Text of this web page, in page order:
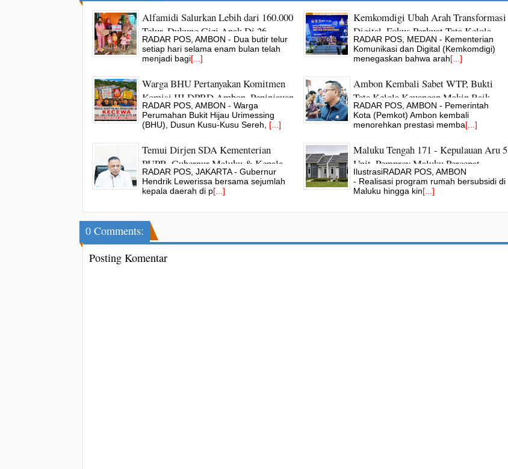
Alfamidi Salurkan Lebih dari 160.000
Telur, Dukung Gizi Anak Di 26
Kabupaten/Kota
RADAR POS, AMBON - Dua butir telur
setiap hari selama enam bulan telah
menjadi bagi[...]
Kemkomdigi Ubah Arah Transformasi
Digital, Fokus Perkuat Tata Kelola
SPBE
RADAR POS, MEDAN - Kementerian
Komunikasi dan Digital (Kemkomdigi)
menegaskan bahwa arah[...]
Warga BHU Pertanyakan Komitmen
Komisi III DPRD Ambon, Peninjauan
Lapangan Tak Kunjung Terlaksana
RADAR POS, AMBON - Warga
Perumahan Bukit Hijau Urimessing
(BHU), Dusun Kusu-Kusu Sereh, [...]
Ambon Kembali Sabet WTP, Bukti
Tata Kelola Keuangan Makin Baik
RADAR POS, AMBON - Pemerintah
Kota (Pemkot) Ambon kembali
menorehkan prestasi memba[...]
Temui Dirjen SDA Kementerian
PUPR, Gubernur Maluku & Kepala
Daerah Dorong Percepatan
Infrastruktur Pesisir
RADAR POS, JAKARTA - Gubernur
Hendrik Lewerissa bersama sejumlah
kepala daerah di p[...]
Maluku Tengah 171 - Kepulauan Aru 5
Unit, Pemprov Maluku Percepat
Program Rumah Subsidi Kejar Target
Kuota
IlustrasiRADAR POS, AMBON
- Realisasi program rumah bersubsidi di
Maluku hingga kin[...]
0 Comments:
Posting Komentar